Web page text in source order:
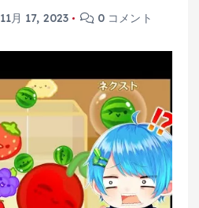
11月 17, 2023 0 コメント